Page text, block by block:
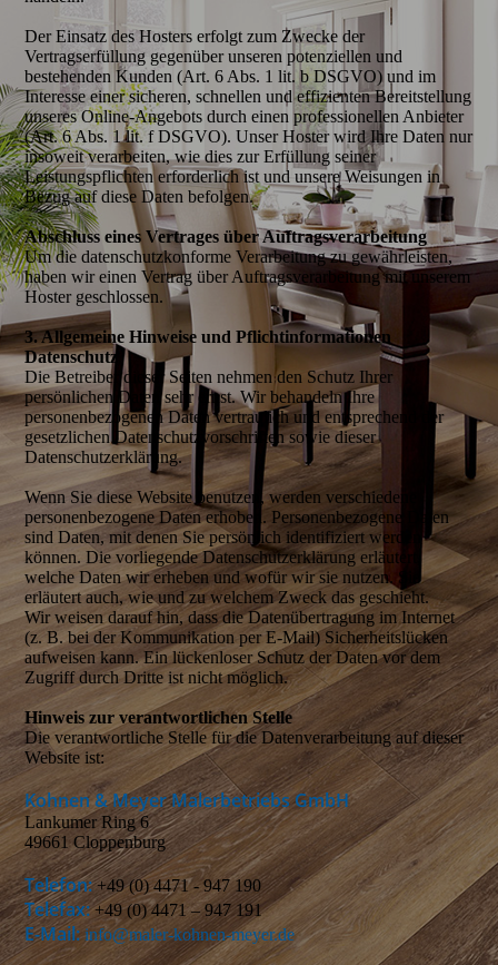
Der Einsatz des Hosters erfolgt zum Zwecke der
Vertragserfüllung gegenüber unseren potenziellen und
bestehenden Kunden (Art. 6 Abs. 1 lit. b DSGVO) und im
Interesse einer sicheren, schnellen und effizienten Bereitstellung
unseres Online-Angebots durch einen professionellen Anbieter
(Art. 6 Abs. 1 lit. f DSGVO). Unser Hoster wird Ihre Daten nur
insoweit verarbeiten, wie dies zur Erfüllung seiner
Leistungspflichten erforderlich ist und unsere Weisungen in
Bezug auf diese Daten befolgen.
Abschluss eines Vertrages über Auftragsverarbeitung
Um die datenschutzkonforme Verarbeitung zu gewährleisten,
haben wir einen Vertrag über Auftragsverarbeitung mit unserem
Hoster geschlossen.
3. Allgemeine Hinweise und Pflichtinformationen
Datenschutz
Die Betreiber dieser Seiten nehmen den Schutz Ihrer
persönlichen Daten sehr ernst. Wir behandeln Ihre
personenbezogenen Daten vertraulich und entsprechend der
gesetzlichen Datenschutzvorschriften sowie dieser
Datenschutzerklärung.
Wenn Sie diese Website benutzen, werden verschiedene
personenbezogene Daten erhoben. Personenbezogene Daten
sind Daten, mit denen Sie persönlich identifiziert werden
können. Die vorliegende Datenschutzerklärung erläutert,
welche Daten wir erheben und wofür wir sie nutzen. Sie
erläutert auch, wie und zu welchem Zweck das geschieht.
Wir weisen darauf hin, dass die Datenübertragung im Internet
(z. B. bei der Kommunikation per E-Mail) Sicherheitslücken
aufweisen kann. Ein lückenloser Schutz der Daten vor dem
Zugriff durch Dritte ist nicht möglich.
Hinweis zur verantwortlichen Stelle
Die verantwortliche Stelle für die Datenverarbeitung auf dieser
Website ist:
Kohnen & Meyer Malerbetriebs GmbH
Lankumer Ring 6
49661 Cloppenburg
Telefon:+49 (0) 4471 - 947 190
Telefax:+49 (0) 4471 – 947 191
E-Mail: info@maler-kohnen-meyer.de